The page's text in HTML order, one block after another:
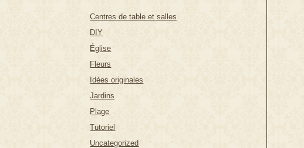
Centres de table et salles
DIY
Église
Fleurs
Idées originales
Jardins
Plage
Tutoriel
Uncategorized